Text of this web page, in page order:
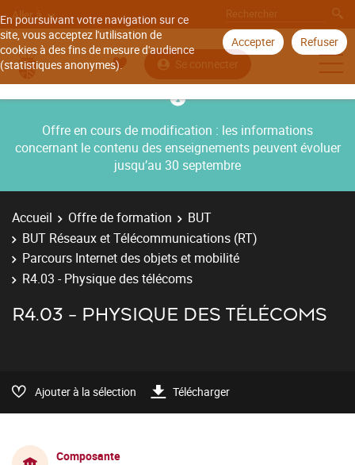
En poursuivant votre navigation sur ce
site, vous acceptez l'utilisation de
cookies à des fins de mesure d'audience
(statistiques anonymes).
Accepter Refuser
Aller à
Se connecter
Offre en cours de modification : les informations
concernant le contenu des enseignements peuvent évoluer
jusqu’au 30 septembre
Accueil Offre de formation
BUT
BUT Réseaux et Télécommunications (RT)
Parcours Internet des objets et mobilité
R4.03 - Physique des télécoms
R4.03 - PHYSIQUE DES TÉLÉCOMS
Ajouter à la sélection Télécharger
Composante